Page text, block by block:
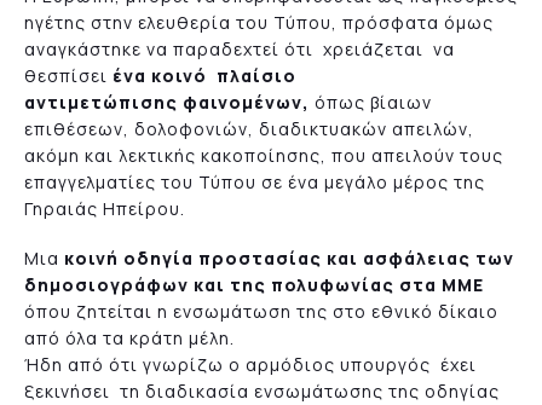
ηγέτης στην ελευθερία του Τύπου, πρόσφατα όμως
αναγκάστηκε να παραδεχτεί ότι χρειάζεται να
θεσπίσει ένα κοινό πλαίσιο
αντιμετώπισης φαινομένων, όπως βίαιων
επιθέσεων, δολοφονιών, διαδικτυακών απειλών,
ακόμη και λεκτικής κακοποίησης, που απειλούν τους
επαγγελματίες του Τύπου σε ένα μεγάλο μέρος της
Γηραιάς Ηπείρου.
Μια κοινή οδηγία προστασίας και ασφάλειας των
δημοσιογράφων και της πολυφωνίας στα ΜΜΕ
όπου ζητείται η ενσωμάτωση της στο εθνικό δίκαιο
από όλα τα κράτη μέλη.
Ήδη από ότι γνωρίζω ο αρμόδιος υπουργός έχει
ξεκινήσει τη διαδικασία ενσωμάτωσης της οδηγίας